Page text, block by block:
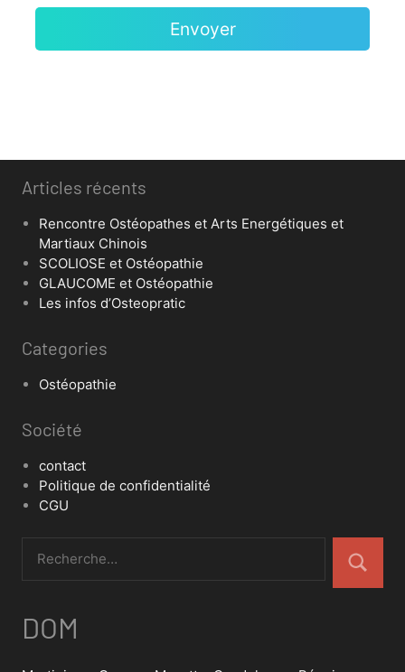
Articles récents
Rencontre Ostéopathes et Arts Energétiques et
Martiaux Chinois
SCOLIOSE et Ostéopathie
GLAUCOME et Ostéopathie
Les infos d’Osteopratic
Categories
Ostéopathie
Société
contact
Politique de confidentialité
CGU
DOM